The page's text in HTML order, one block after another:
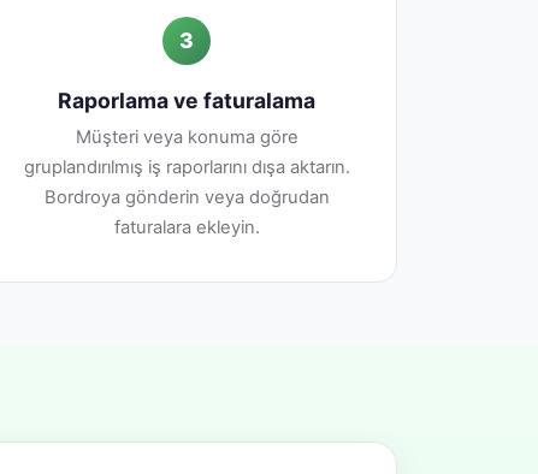
3
Raporlama ve faturalama
Müşteri veya konuma göre
gruplandırılmış iş raporlarını dışa aktarın.
Bordroya gönderin veya doğrudan
faturalara ekleyin.